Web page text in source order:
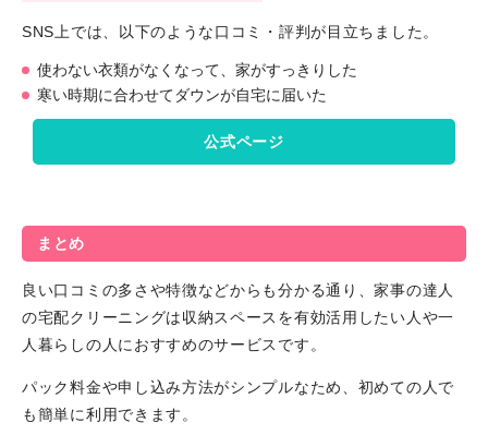
SNS上では、以下のような口コミ・評判が目立ちました。
使わない衣類がなくなって、家がすっきりした
寒い時期に合わせてダウンが自宅に届いた
公式ページ
まとめ
良い口コミの多さや特徴などからも分かる通り、家事の達人
の宅配クリーニングは収納スペースを有効活用したい人や一
人暮らしの人におすすめのサービスです。
パック料金や申し込み方法がシンプルなため、初めての人で
も簡単に利用できます。